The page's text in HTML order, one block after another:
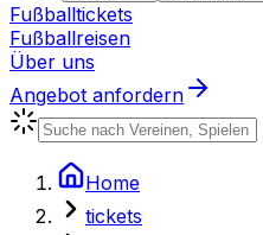
Fußballtickets
Fußballreisen
Über uns
Angebot anfordern
Home
tickets